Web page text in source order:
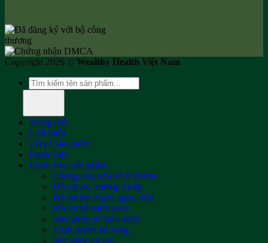
Copyright 2026 © Wealthy Health Việt Nam
Tìm
kiếm:
Trang chủ
Giới thiệu
Tất cả sản phẩm
Flash Sale
Danh mục sản phẩm
Chống oxy hóa và ô nhiễm
Hỗ trợ cơ, xương, khớp
Hỗ trợ tim mạch, gan, thận
Hỗ trợ hệ miễn dịch
Sản phẩm từ thảo dược
Thực phẩm bổ sung
Sức khỏe trẻ em